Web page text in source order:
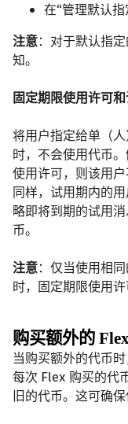
在“管理默认指
注意：对于默认指
知。
固定期限使用许可
将用户指定给单（
时，不会使用代币
使用许可，则该用户
同样，试用期内的
略即将到期的试用
币。
注意：仅当使用相
时，固定期限使用
购买额外的
当购买额外的代币
每次 Flex 购买的代
旧的代币。这可确